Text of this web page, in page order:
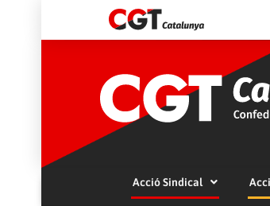
Acció Sindical